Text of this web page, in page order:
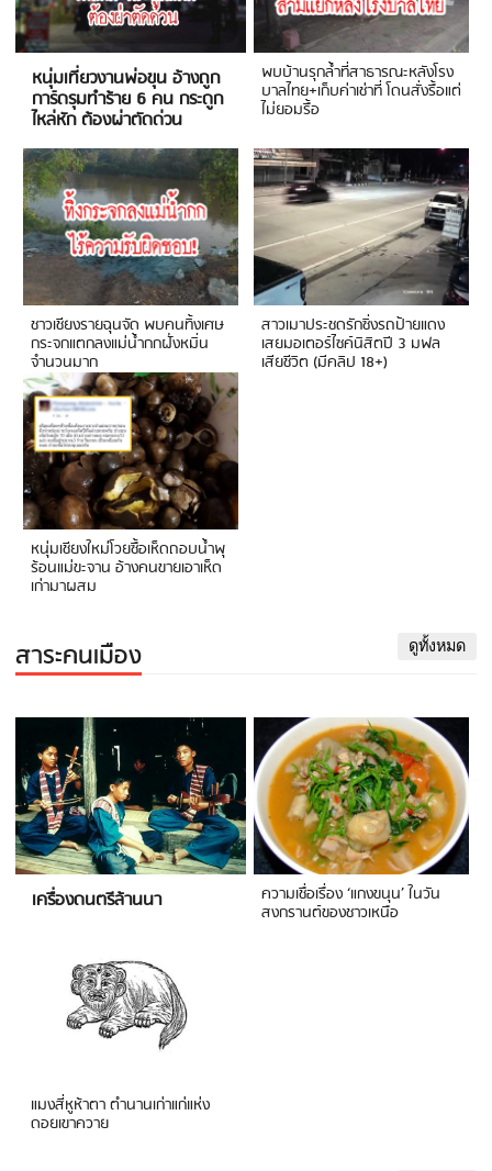
หนุ่มเที่ยวงานพ่อขุน อ้างถูก
การ์ดรุมทำร้าย 6 คน กระดูก
ไหล่หัก ต้องผ่าตัดด่วน
พบบ้านรุกล้ำที่สาธารณะหลังโรง
บาลไทย+เก็บค่าเช่าที่ โดนสั่งรื้อแต่
ไม่ยอมรื้อ
ชาวเชียงรายฉุนจัด พบคนทิ้งเศษ
กระจกแตกลงแม่น้ำกกฝั่งหมิ่น
จำนวนมาก
สาวเมาประชดรักซิ่งรถป้ายแดง
เสยมอเตอร์ไซค์นิสิตปี 3 มฟล
เสียชีวิต (มีคลิป 18+)
หนุ่มเชียงใหม่โวยซื้อเห็ดถอบน้ำพุ
ร้อนแม่ขะจาน อ้างคนขายเอาเห็ด
เก่ามาผสม
สาระคนเมือง ดูทั้งหมด
เครื่องดนตรีล้านนา ความเชื่อเรื่อง ‘แกงขนุน’ ในวัน
สงกรานต์ของชาวเหนือ
แมงสี่หูห้าตา ตำนานเก่าแก่แห่ง
ดอยเขาควาย